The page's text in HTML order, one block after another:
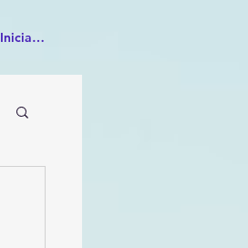
Iniciar sesión